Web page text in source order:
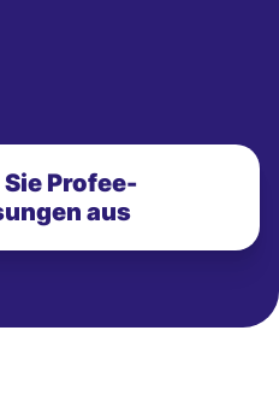
Profee-
aus